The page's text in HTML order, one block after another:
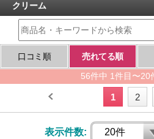
クリーム
口コミ順 売れてる順
56件中 1件目〜20
1 2
表示件数: